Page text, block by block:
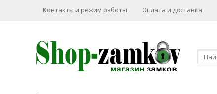
Контакты и режим работы Оплата и доставка